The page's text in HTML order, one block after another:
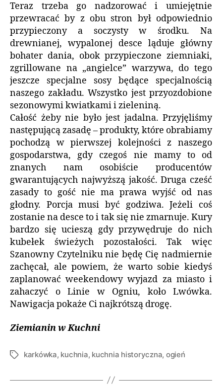
Teraz trzeba go nadzorować i umiejętnie
przewracać by z obu stron był odpowiednio
przypieczony a soczysty w środku. Na
drewnianej, wypalonej desce ląduje główny
bohater dania, obok przypieczone ziemniaki,
zgrillowane na „angielce” warzywa, do tego
jeszcze specjalne sosy będące specjalnością
naszego zakładu. Wszystko jest przyozdobione
sezonowymi kwiatkami i zieleniną.
Całość żeby nie było jest jadalna. Przyjęliśmy
następującą zasadę – produkty, które obrabiamy
pochodzą w pierwszej kolejności z naszego
gospodarstwa, gdy czegoś nie mamy to od
znanych nam osobiście producentów
gwarantujących najwyższą jakość. Druga cześć
zasady to gość nie ma prawa wyjść od nas
głodny. Porcja musi być godziwa. Jeżeli coś
zostanie na desce to i tak się nie zmarnuje. Kury
bardzo się ucieszą gdy przywędruje do nich
kubełek świeżych pozostałości. Tak więc
Szanowny Czytelniku nie będę Cię nadmiernie
zachęcał, ale powiem, że warto sobie kiedyś
zaplanować weekendowy wyjazd za miasto i
zahaczyć o Linie w Ogniu, koło Lwówka.
Nawigacja pokaże Ci najkrótszą drogę.
Ziemianin w Kuchni
karkówka, kuchnia, kuchnia historyczna, ogień